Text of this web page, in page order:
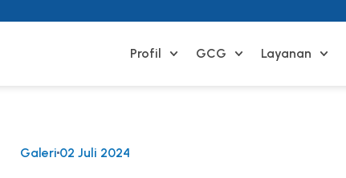
Profil GCG Layanan
Galeri02 Juli 2024